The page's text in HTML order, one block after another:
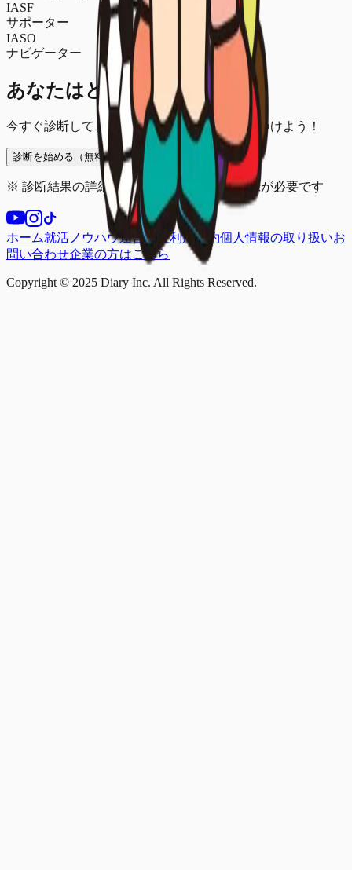
IASF
サポーター
IASO
ナビゲーター
あなたはどのタイプ？
今すぐ診断して、自分に合った就活の軸を見つけよう！
診断を始める（無料）
※ 診断結果の詳細を見るには、無料会員登録が必要です
ホーム就活ノウハウ運営会社利用規約個人情報の取り扱いお
問い合わせ企業の方はこちら
Copyright © 2025 Diary Inc. All Rights Reserved.